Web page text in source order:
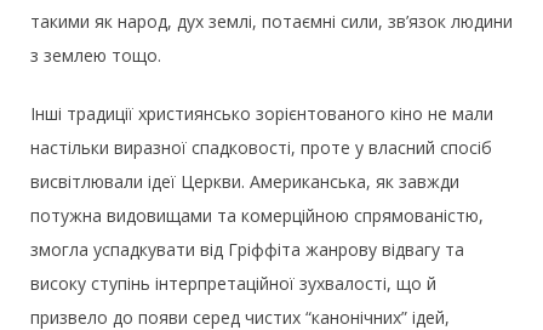
такими як народ, дух землі, потаємні сили, зв’язок людини
з землею тощо.
Інші традиції християнсько зорієнтованого кіно не мали
настільки виразної спадковості, проте у власний спосіб
висвітлювали ідеї Церкви. Американська, як завжди
потужна видовищами та комерційною спрямованістю,
змогла успадкувати від Гріффіта жанрову відвагу та
високу ступінь інтерпретаційної зухвалості, що й
призвело до появи серед чистих “канонічних” ідей,